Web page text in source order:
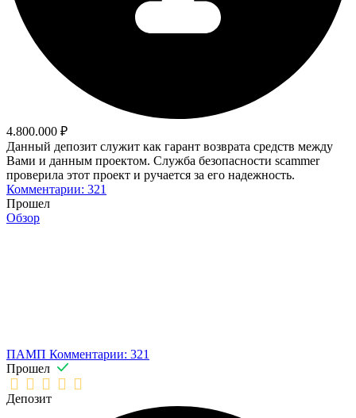
4.800.000 ₽
Данный депозит служит как гарант возврата средств между
Вами и данным проектом. Служба безопасности scammer
проверила этот проект и ручается за его надежность.
Комментарии: 321
Прошел
Обзор
ПАМП Комментарии: 321
Прошел
Депозит